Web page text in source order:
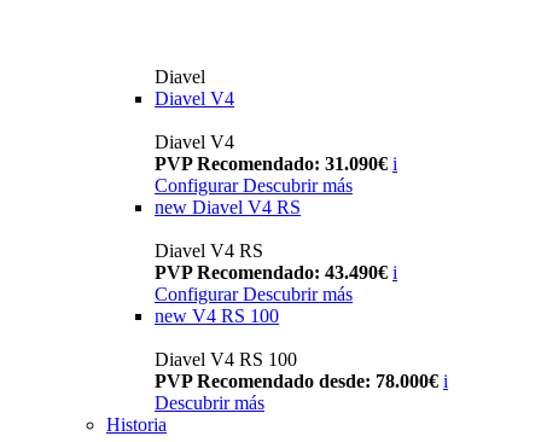
Diavel
Diavel V4
Diavel V4
PVP Recomendado: 31.090€ i
Configurar Descubrir más
new Diavel V4 RS
Diavel V4 RS
PVP Recomendado: 43.490€ i
Configurar Descubrir más
new V4 RS 100
Diavel V4 RS 100
PVP Recomendado desde: 78.000€ i
Descubrir más
Historia